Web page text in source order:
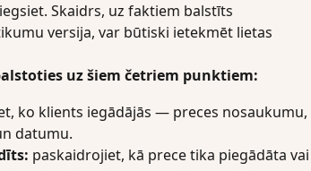
Skaidrs, uz faktiem balstīts
versija, var būtiski ietekmēt lietas
uz šiem četriem punktiem:
ko klients iegādājās — preces nosaukumu,
datumu.
paskaidrojiet, kā prece tika piegādāta vai